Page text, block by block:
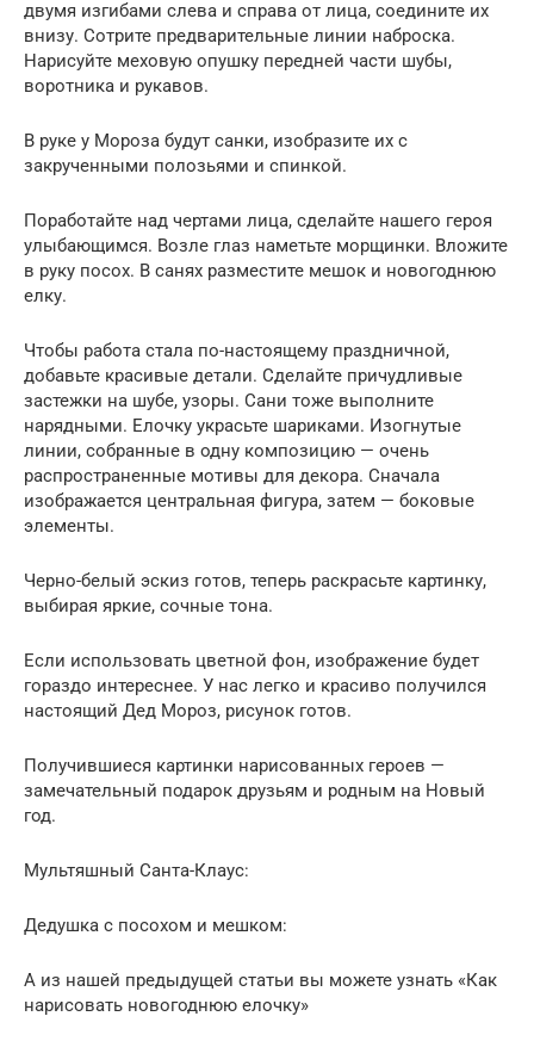
двумя изгибами слева и справа от лица, соедините их
внизу. Сотрите предварительные линии наброска.
Нарисуйте меховую опушку передней части шубы,
воротника и рукавов.
В руке у Мороза будут санки, изобразите их с
закрученными полозьями и спинкой.
Поработайте над чертами лица, сделайте нашего героя
улыбающимся. Возле глаз наметьте морщинки. Вложите
в руку посох. В санях разместите мешок и новогоднюю
елку.
Чтобы работа стала по-настоящему праздничной,
добавьте красивые детали. Сделайте причудливые
застежки на шубе, узоры. Сани тоже выполните
нарядными. Елочку украсьте шариками. Изогнутые
линии, собранные в одну композицию — очень
распространенные мотивы для декора. Сначала
изображается центральная фигура, затем — боковые
элементы.
Черно-белый эскиз готов, теперь раскрасьте картинку,
выбирая яркие, сочные тона.
Если использовать цветной фон, изображение будет
гораздо интереснее. У нас легко и красиво получился
настоящий Дед Мороз, рисунок готов.
Получившиеся картинки нарисованных героев —
замечательный подарок друзьям и родным на Новый
год.
Мультяшный Санта-Клаус:
Дедушка с посохом и мешком:
А из нашей предыдущей статьи вы можете узнать «Как
нарисовать новогоднюю елочку»